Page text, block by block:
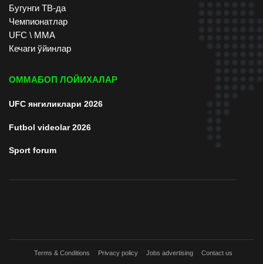
Бугунги ТВ-да
Чемпионатлар
UFC \ ММА
Кечаги ўйинлар
ОММАБОП ЛОЙИХАЛАР
UFC янгиликлари 2026
Futbol videolar 2026
Sport forum
Terms & Conditions Privacy policy Jobs advertising Contact us